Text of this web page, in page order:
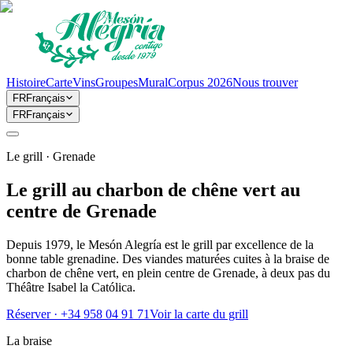
HistoireCarteVinsGroupesMuralCorpus 2026Nous trouver
FRFrançais
FRFrançais
Le grill · Grenade
Le grill au charbon de chêne vert au
centre de Grenade
Depuis 1979, le Mesón Alegría est le grill par excellence de la
bonne table grenadine. Des viandes maturées cuites à la braise de
charbon de chêne vert, en plein centre de Grenade, à deux pas du
Théâtre Isabel la Católica.
Réserver · +34 958 04 91 71Voir la carte du grill
La braise